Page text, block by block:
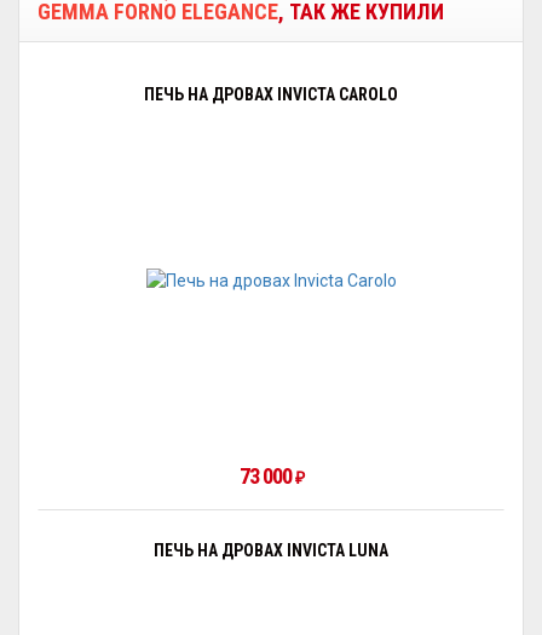
GEMMA FORNO ELEGANCE, ТАК ЖЕ КУПИЛИ
ПЕЧЬ НА ДРОВАХ INVICTA CAROLO
73 000₽
ПЕЧЬ НА ДРОВАХ INVICTA LUNA